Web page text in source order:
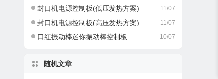
11/07
封口机电源控制板(低压发热方案)
11/07
封口机电源控制板(高压发热方案)
10/07
口红振动棒迷你振动棒控制板
随机文章